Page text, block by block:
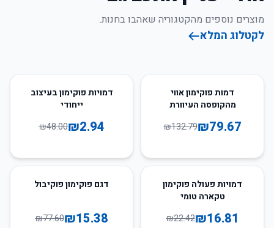
מוצרים נוספים מהקטגוריה שאהבו בחנות.
לקטלוג המלא
דמות פוקימון אווי
מהקופסה העיוורת
₪79.67
₪132.79
94
דמויות פוקימון בעיצוב
ייחודי
₪2.94
₪48.00
25דמויות פעולה פוקימון
טקארה טומי
₪16.81
₪22.42
דגם פוקימון פוקיבול
₪15.38
₪77.60